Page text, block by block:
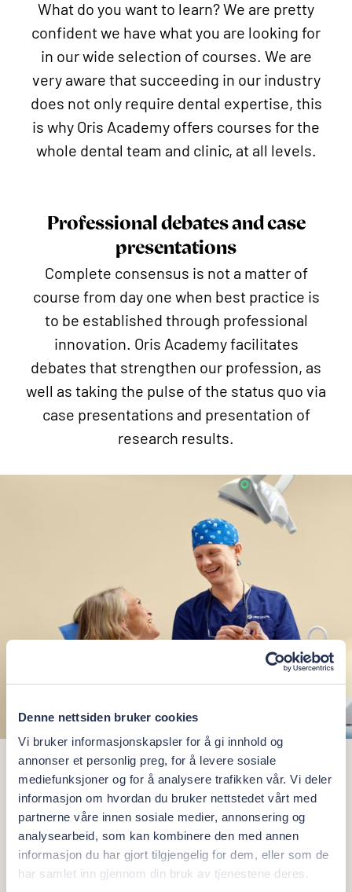
Denne nettsiden bruker cookies
Vi bruker informasjonskapsler for å gi innhold og
annonser et personlig preg, for å levere sosiale
mediefunksjoner og for å analysere trafikken vår. Vi deler
informasjon om hvordan du bruker nettstedet vårt med
partnerne våre innen sosiale medier, annonsering og
analysearbeid, som kan kombinere den med annen
informasjon du har gjort tilgjengelig for dem, eller som de
har samlet inn gjennom din bruk av tjenestene deres.
What do you want to learn? We are pretty
confident we have what you are looking for
in our wide selection of courses. We are
very aware that succeeding in our industry
does not only require dental expertise, this
is why Oris Academy offers courses for the
whole dental team and clinic, at all levels.
Professional debates and case
presentations
Complete consensus is not a matter of
course from day one when best practice is
to be established through professional
innovation. Oris Academy facilitates
debates that strengthen our profession, as
well as taking the pulse of the status quo via
case presentations and presentation of
research results.
Hands-on teaching
Practice makes perfect. Our specialists and partners
guide you step by step in practical training in all dental
disciplines, make you confident in clinical techniques and
the correct use of equipment for safe performance in the
clinic.